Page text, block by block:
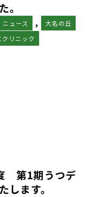
。
ニュース , 大名の丘
クリニック
第1期うつデ
します。